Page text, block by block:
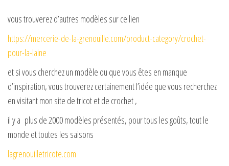
vous trouverez d’autres modèles sur ce lien
https://mercerie-de-la-grenouille.com/product-category/crochet-
pour-la-laine
et si vous cherchez un modèle ou que vous êtes en manque
d’inspiration, vous trouverez certainement l’idée que vous recherchez
en visitant mon site de tricot et de crochet ,
il y a plus de 2000 modèles présentés, pour tous les goûts, tout le
monde et toutes les saisons
lagrenouilletricote.com